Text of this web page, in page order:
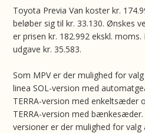
Toyota Previa Van koster kr.
beløber sig til kr. 33.130. Ønskes
er prisen kr. 182.992 ekskl.
udgave kr. 35.583.
Som MPV er der mulighed for
linea SOL-version med
TERRA-version med enkeltsæder
TERRA-version med
versioner er der mulighed for